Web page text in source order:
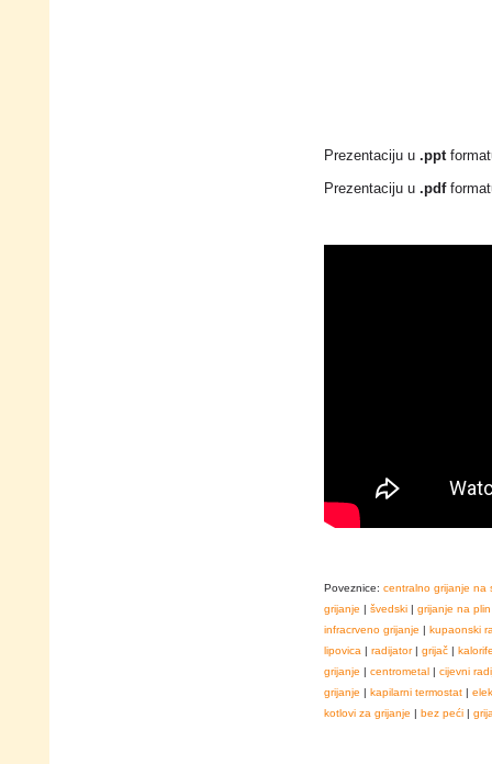
Prezentaciju u .ppt
Prezentaciju u .pdf
Poveznice: centralno grijanje na
grijanje | švedski | grijanje na plin
infracrveno grijanje | kupaonski
lipovica | radijator| grijač |
grijanje | centrometal | cijevni
grijanje | kapilarni termostat |
kotlovi za grijanje | bez peći |